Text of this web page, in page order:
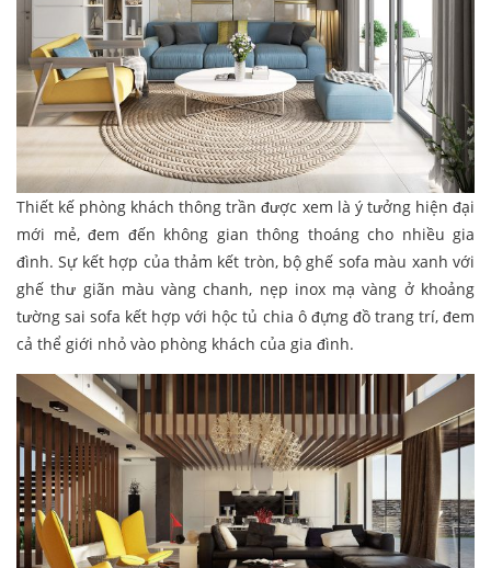
Thiết kế phòng khách thông trần được xem là ý tưởng hiện đại
mới mẻ, đem đến không gian thông thoáng cho nhiều gia
đình. Sự kết hợp của thảm kết tròn, bộ ghế sofa màu xanh với
ghế thư giãn màu vàng chanh, nẹp inox mạ vàng ở khoảng
tường sai sofa kết hợp với hộc tủ chia ô đựng đồ trang trí, đem
cả thể giới nhỏ vào phòng khách của gia đình.